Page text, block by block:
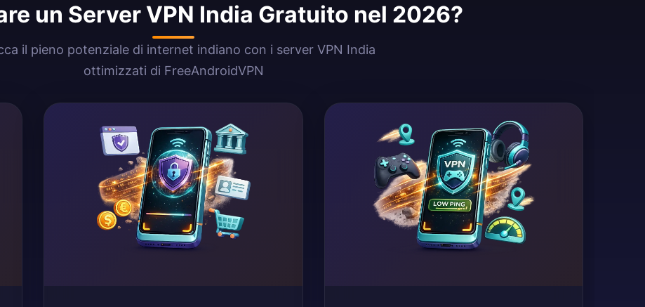
un Server VPN India Gratuito nel 2026?
il pieno potenziale di internet indiano con i server VPN India
ottimizzati di FreeAndroidVPN